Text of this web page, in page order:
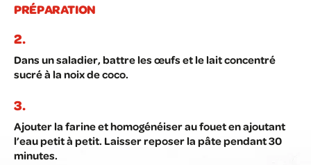
PRÉPARATION
Dans un saladier, battre les œufs et le lait concentré
sucré à la noix de coco.
Ajouter la farine et homogénéiser au fouet en ajoutant
l’eau petit à petit. Laisser reposer la pâte pendant 30
minutes.